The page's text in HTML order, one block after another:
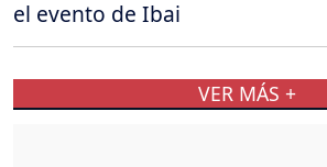
el evento de Ibai
VER MÁS +